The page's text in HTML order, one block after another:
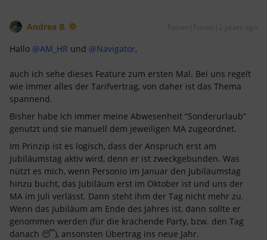
Andrea B. Forum|Forum|2 years ago
Hallo @AM_HR und @Navigator,
auch ich sehe dieses Feature zum ersten Mal. Bei uns regelt
wie immer alles der Tarifvertrag, von daher ist das Thema
spannend.
Bisher habe ich immer meine Abwesenheit “Sonderurlaub”
genutzt und sie manuell dem jeweiligen MA zugeordnet.
Im Prinzip ist es logisch, dass der Anspruch erst am
Jubiläumstag aktiv wird, denn er ist zweckgebunden. Was
nützt es mich, wenn Personio im Januar den Jubiläumstag
hinzu bucht, das Jubiläum erst im Oktober ist und uns der
MA im Juli verlässt. Dann steht ihm der Tag nicht mehr zu.
Wenn das Jubiläum am Ende des Jahres ist, dann sollte er
genommen werden (für die krachende Party, bzw. den Tag
danach 😴), ansonsten Übertrag ins neue Jahr.